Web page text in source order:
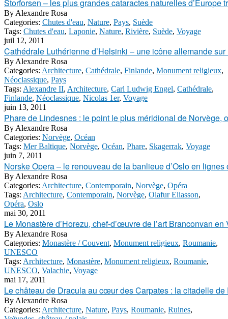
Storforsen – les plus grandes cataractes naturelles d’Europe
By Alexandre Rosa
Categories: Chutes d'eau, Nature, Pays, Suède
Tags: Chutes d'eau, Laponie, Nature, Rivière, Suède, Voyage
juil 12, 2011
Cathédrale Luthérienne d’Helsinki – une icône allemande sur
By Alexandre Rosa
Categories: Architecture, Cathédrale, Finlande, Monument religieux,
Néoclassique, Pays
Tags: Alexandre II, Architecture, Carl Ludwig Engel, Cathédrale,
Finlande, Néoclassique, Nicolas 1er, Voyage
juin 13, 2011
Phare de Lindesnes : le point le plus méridional de Norvège,
By Alexandre Rosa
Categories: Norvège, Océan
Tags: Mer Baltique, Norvège, Océan, Phare, Skagerrak, Voyage
juin 7, 2011
Norske Opera – le renouveau de la banlieue d’Oslo en lignes
By Alexandre Rosa
Categories: Architecture, Contemporain, Norvège, Opéra
Tags: Architecture, Contemporain, Norvège, Olafur Eliasson,
Opéra, Oslo
mai 30, 2011
Le Monastère d’Horezu, chef-d’œuvre de l’art Branconvan en
By Alexandre Rosa
Categories: Monastère / Couvent, Monument religieux, Roumanie,
UNESCO
Tags: Architecture, Monastère, Monument religieux, Roumanie,
UNESCO, Valachie, Voyage
mai 17, 2011
Le château de Dracula au cœur des Carpates : la citadelle de
By Alexandre Rosa
Categories: Architecture, Nature, Pays, Roumanie, Ruines,